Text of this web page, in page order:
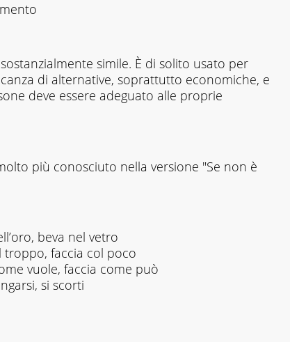
simile. È di solito usato per
di alternative, soprattutto economiche, e
deve essere adeguato alle proprie
più conosciuto nella versione "Se non è
beva nel vetro
troppo, faccia col poco
vuole, faccia come può
si scorti